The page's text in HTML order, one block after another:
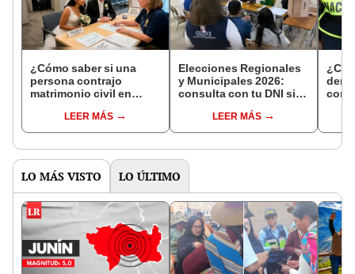
¿Cómo saber si una
persona contrajo
matrimonio civil en
LEER MÁS
Elecciones Regionales
y Municipales 2026:
consulta con tu DNI si
de mesa para este 4 de
octubre en el link oficial
LEER MÁS
con
LO MÁS VISTO LO ÚLTIMO